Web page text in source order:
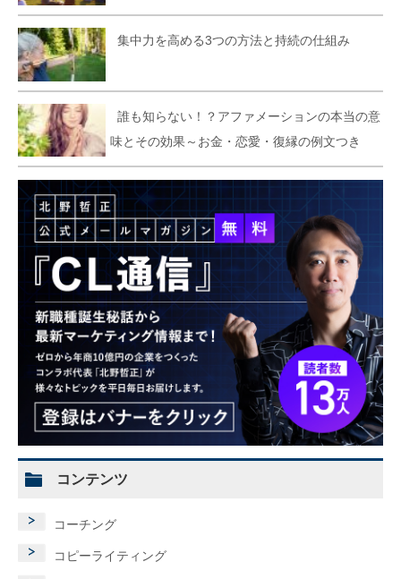
集中力を高める3つの方法と持続の仕組み
誰も知らない！？アファメーションの本当の意
味とその効果～お金・恋愛・復縁の例文つき
コンテンツ
コーチング
コピーライティング